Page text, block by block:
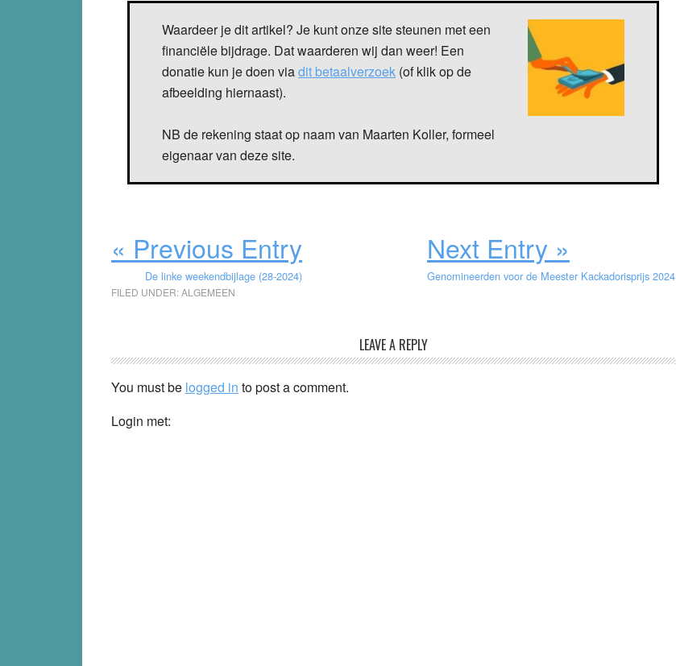
Waardeer je dit artikel? Je kunt onze site steunen met een
financiële bijdrage. Dat waarderen wij dan weer! Een
donatie kun je doen viadit betaalverzoek (of klik op de
afbeelding hiernaast).
NB de rekening staat op naam van Maarten Koller, formeel
eigenaar van deze site.
« Previous Entry
De linke weekendbijlage (28-2024)
Next Entry »
Genomineerden voor de Meester Kackadorisprijs 2024
FILED UNDER:ALGEMEEN
Interactions
LEAVE A REPLY
You must be logged in to post a comment.
Login met: